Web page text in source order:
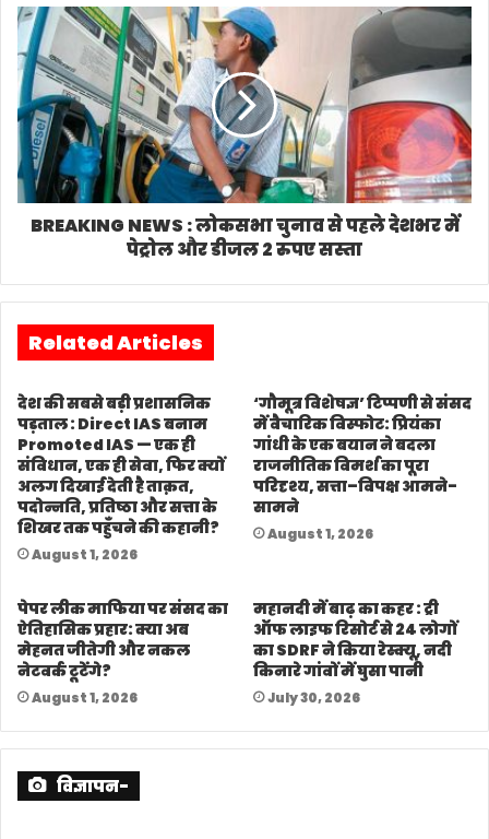
BREAKING NEWS : लोकसभा चुनाव से पहले देशभर में
पेट्रोल और डीजल 2 रुपए सस्ता
Related Articles
देश की सबसे बड़ी प्रशासनिक
पड़ताल : Direct IAS बनाम
Promoted IAS — एक ही
संविधान, एक ही सेवा, फिर क्यों
अलग दिखाई देती है ताक़त,
पदोन्नति, प्रतिष्ठा और सत्ता के
शिखर तक पहुँचने की कहानी?
August 1, 2026
‘गौमूत्र विशेषज्ञ’ टिप्पणी से संसद
में वैचारिक विस्फोट: प्रियंका
गांधी के एक बयान ने बदला
राजनीतिक विमर्श का पूरा
परिदृश्य, सत्ता–विपक्ष आमने-
सामने
August 1, 2026
पेपर लीक माफिया पर संसद का
ऐतिहासिक प्रहार: क्या अब
मेहनत जीतेगी और नकल
नेटवर्क टूटेंगे?
August 1, 2026
महानदी में बाढ़ का कहर : ट्री
ऑफ लाइफ रिसोर्ट से 24 लोगों
का SDRF ने किया रेस्क्यू, नदी
किनारे गांवों में घुसा पानी
July 30, 2026
विज्ञापन-